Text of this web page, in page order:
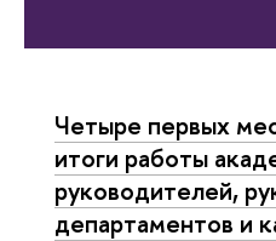
Четыре первых
итоги работы
руководителей,
департаментов и